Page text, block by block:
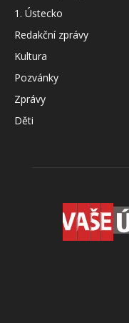
1. Ústecko
Redakční zprávy
Kultura
Pozvánky
Zprávy
Děti